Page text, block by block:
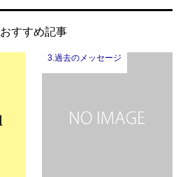
おすすめ記事
3.過去のメッセージ